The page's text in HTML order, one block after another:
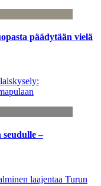
päädytään vielä
–
laajentaa Turun